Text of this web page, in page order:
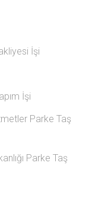
İşi
İşi
Parke Taş
Parke Taş